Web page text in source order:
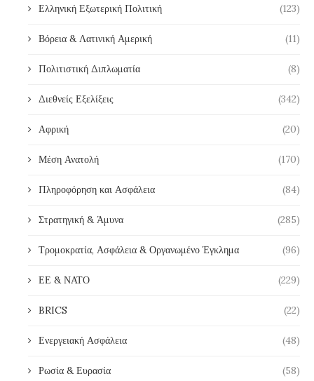
Ελληνική Εξωτερική Πολιτική (123)
Βόρεια & Λατινική Αμερική (11)
Πολιτιστική Διπλωματία (8)
Διεθνείς Εξελίξεις (342)
Αφρική (20)
Μέση Ανατολή (170)
Πληροφόρηση και Ασφάλεια (84)
Στρατηγική & Άμυνα (285)
Τρομοκρατία, Ασφάλεια & Οργανωμένο Έγκλημα (96)
ΕΕ & ΝΑΤΟ (229)
BRICS (22)
Ενεργειακή Ασφάλεια (48)
Ρωσία & Ευρασία (58)